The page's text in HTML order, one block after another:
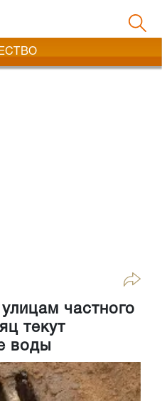
частного
текут
воды